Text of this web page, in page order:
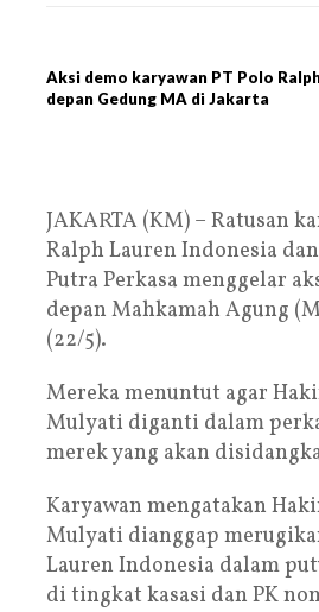
Aksi demo karyawan PT Polo
depan Gedung MA di Jakarta
JAKARTA (KM) – Ratusan
Ralph Lauren Indonesia
Putra Perkasa menggelar
depan Mahkamah Agung
(22/5).
Mereka menuntut agar
Mulyati diganti dalam
merek yang akan
Karyawan mengatakan
Mulyati dianggap
Lauren Indonesia dalam
di tingkat kasasi dan PK